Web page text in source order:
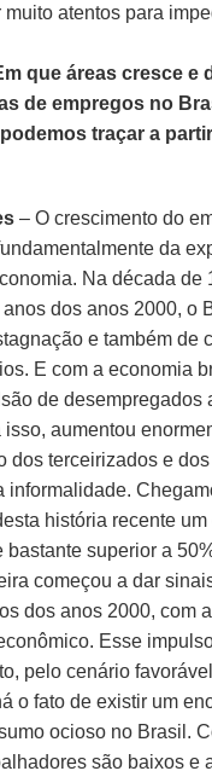
muito atentos para
que áreas cresce e
de empregos no
traçar a
– O crescimento do
da
Na década de
dos anos 2000, o
e também de
E com a economia
de desempregados
isso, aumentou
dos terceirizados e dos
informalidade.
história recente
bastante superior a
começou a dar
dos anos 2000, com
Esse
pelo cenário
o fato de existir um
ocioso no Brasil.
são baixos e